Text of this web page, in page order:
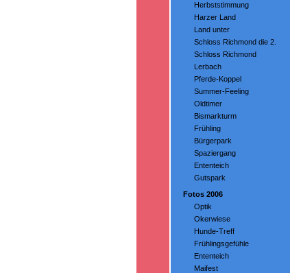
Herbststimmung
Harzer Land
Land unter
Schloss Richmond die 2.
Schloss Richmond
Lerbach
Pferde-Koppel
Summer-Feeling
Oldtimer
Bismarkturm
Frühling
Bürgerpark
Spaziergang
Ententeich
Gutspark
Fotos 2006
Optik
Okerwiese
Hunde-Treff
Frühlingsgefühle
Ententeich
Maifest